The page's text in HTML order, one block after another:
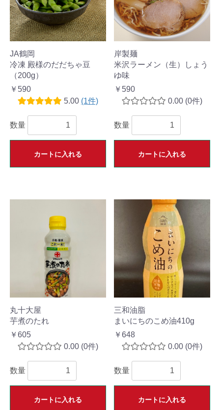
JA鶴岡
冷凍 殿様のだだちゃ豆
（200g）
￥590
5.00 (1件)
数量
カートに入れる
岸製麺
米沢ラーメン（生）しょう
ゆ味
￥590
0.00 (0件)
数量
カートに入れる
丸十大屋
芋煮のたれ
￥605
0.00 (0件)
数量
カートに入れる
三和油脂
まいにちのこめ油410g
￥648
0.00 (0件)
数量
カートに入れる